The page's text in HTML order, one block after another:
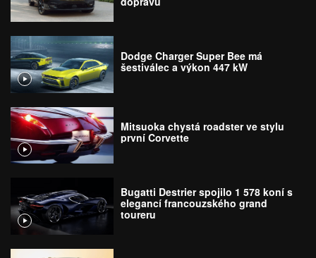
Dodge Charger Super Bee má
šestiválec a výkon 447 kW
Mitsuoka chystá roadster ve stylu
první Corvette
Bugatti Destrier spojilo 1 578 koní s
elegancí francouzského grand
toureru